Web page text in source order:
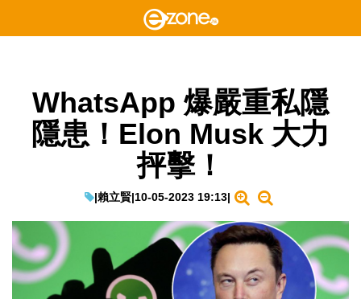
WhatsApp 爆嚴重私隱
隱患！Elon Musk 大力
抨擊！
|賴立賢|10-05-2023 19:13|